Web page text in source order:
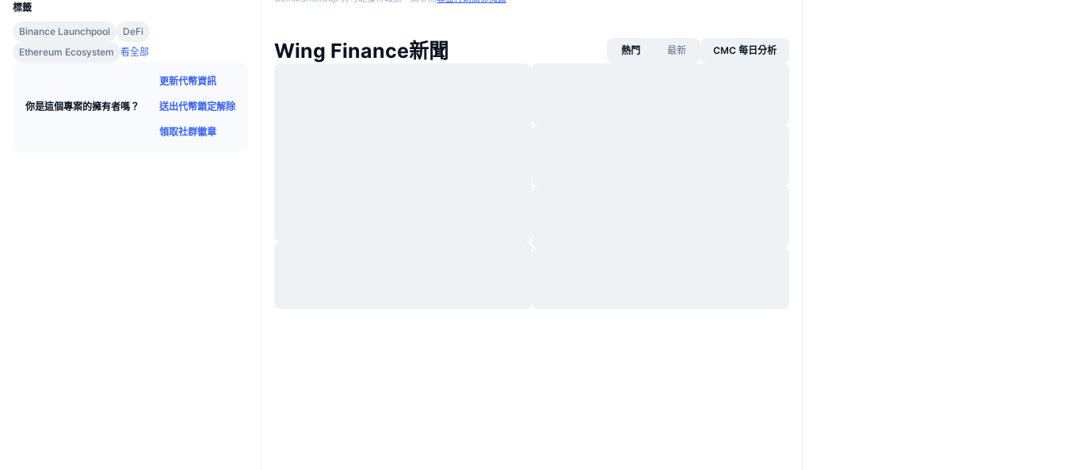
標籤
Binance Launchpool
DeFi
Ethereum Ecosystem 看全部
你是這個專案的擁有者嗎？
更新代幣資訊
送出代幣鎖定解除
領取社群徽章
Wing Finance新聞 熱門 最新 CMC 每日分析